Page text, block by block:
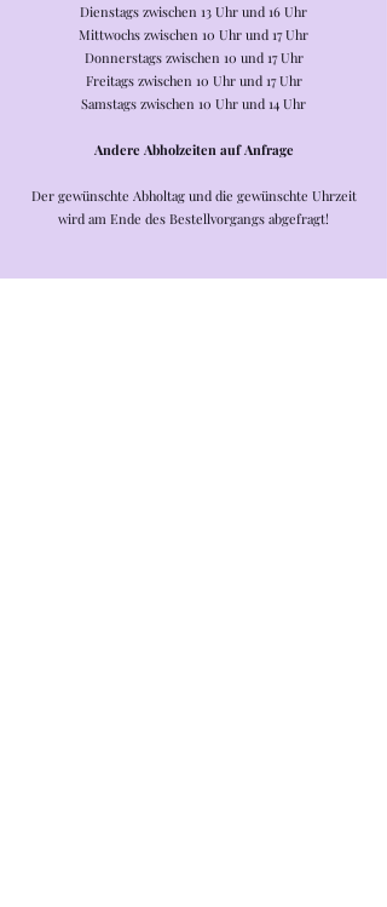
Dienstags zwischen 13 Uhr und 16 Uhr
Mittwochs zwischen 10 Uhr und 17 Uhr
Donnerstags zwischen 10 und 17 Uhr
Freitags zwischen 10 Uhr und 17 Uhr
Samstags zwischen 10 Uhr und 14 Uhr
Andere Abholzeiten auf Anfrage
Der gewünschte Abholtag und die gewünschte Uhrzeit
wird am Ende des Bestellvorgangs abgefragt!